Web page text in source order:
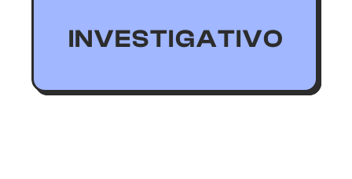
I N V E S T I G A T I V O
pesquisas e análises para